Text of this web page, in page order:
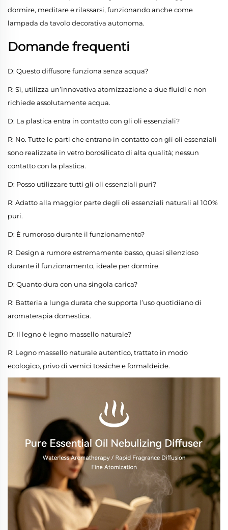
dormire, meditare e rilassarsi, funzionando anche come
lampada da tavolo decorativa autonoma.
Domande frequenti
D: Questo diffusore funziona senza acqua?
R: Sì, utilizza un’innovativa atomizzazione a due fluidi e non
richiede assolutamente acqua.
D: La plastica entra in contatto con gli oli essenziali?
R: No. Tutte le parti che entrano in contatto con gli oli essenziali
sono realizzate in vetro borosilicato di alta qualità; nessun
contatto con la plastica.
D: Posso utilizzare tutti gli oli essenziali puri?
R: Adatto alla maggior parte degli oli essenziali naturali al 100%
puri.
D: È rumoroso durante il funzionamento?
R: Design a rumore estremamente basso, quasi silenzioso
durante il funzionamento, ideale per dormire.
D: Quanto dura con una singola carica?
R: Batteria a lunga durata che supporta l’uso quotidiano di
aromaterapia domestica.
D: Il legno è legno massello naturale?
R: Legno massello naturale autentico, trattato in modo
ecologico, privo di vernici tossiche e formaldeide.